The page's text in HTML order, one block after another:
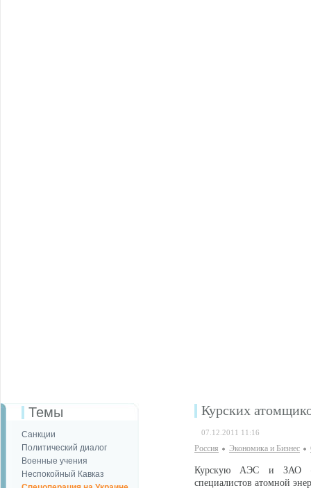
Темы
Санкции
Политический диалог
Военные учения
Неспокойный Кавказ
Курских
07.12.2011 11:16
Россия Экономика и Бизнес
Курскую АЭС и ЗАО
специалистов атомной